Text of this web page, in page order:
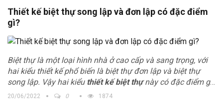
Thiết kế biệt thự song lập và đơn lập có đặc điểm
gì?
Biệt thự là một loại hình nhà ở cao cấp và sang trọng, với
hai kiểu thiết kế phổ biến là biệt thự đơn lập và biệt thự
song lập. Vậy hai kiểuthiết kế biệt thựnày có đặc điểm gì,
chúng ta cùng tham khảo bài viết dưới đây để có được câu
20/06/2022 0 1874